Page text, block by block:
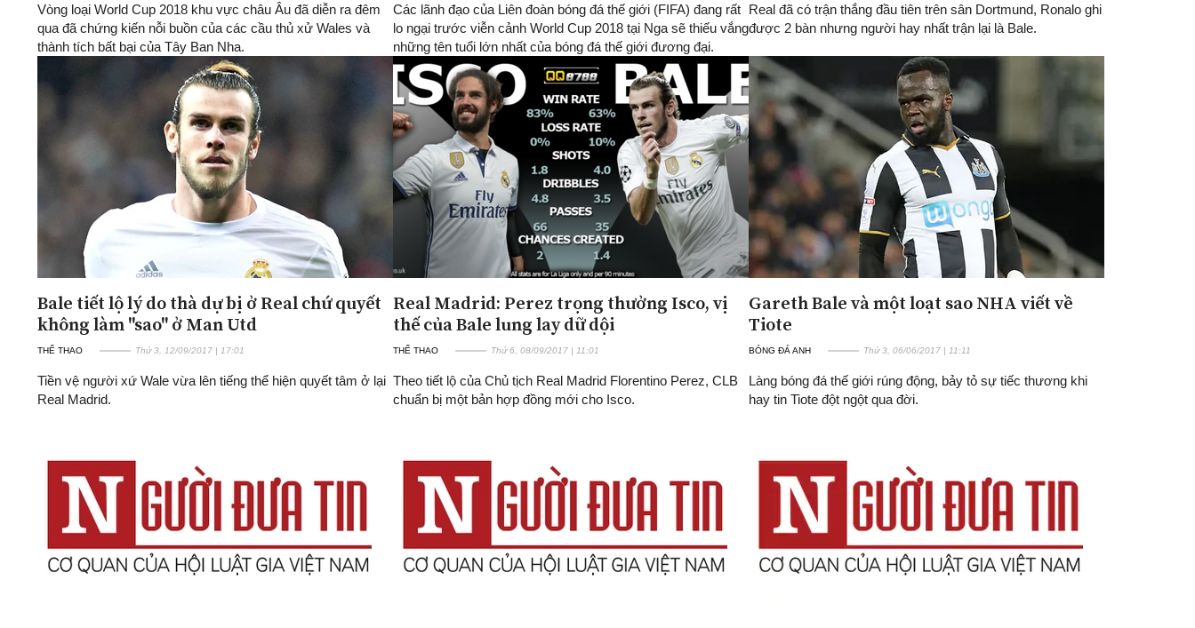
Vòng loại World Cup 2018 khu vực châu Âu đã diễn ra đêm
qua đã chứng kiến nỗi buồn của các cầu thủ xử Wales và
thành tích bất bại của Tây Ban Nha.
Các lãnh đạo của Liên đoàn bóng đá thế giới (FIFA) đang rất
lo ngại trước viễn cảnh World Cup 2018 tại Nga sẽ thiếu vắng
những tên tuổi lớn nhất của bóng đá thế giới đương đại.
Real đã có trận thắng đầu tiên trên sân Dortmund, Ronalo ghi
được 2 bàn nhưng người hay nhất trận lại là Bale.
Bale tiết lộ lý do thà dự bị ở Real chứ quyết
không làm "sao" ở Man Utd
THỂ THAO Thứ 3, 12/09/2017 | 17:01
Tiền vệ người xứ Wale vừa lên tiếng thể hiện quyết tâm ở lại
Real Madrid.
Real Madrid: Perez trọng thưởng Isco, vị
thế của Bale lung lay dữ dội
THỂ THAO Thứ 6, 08/09/2017 | 11:01
Theo tiết lộ của Chủ tịch Real Madrid Florentino Perez, CLB
chuẩn bị một bản hợp đồng mới cho Isco.
Gareth Bale và một loạt sao NHA viết về
Tiote
BÓNG ĐÁ ANH Thứ 3, 06/06/2017 | 11:11
Làng bóng đá thế giới rúng động, bảy tỏ sự tiếc thương khi
hay tin Tiote đột ngột qua đời.